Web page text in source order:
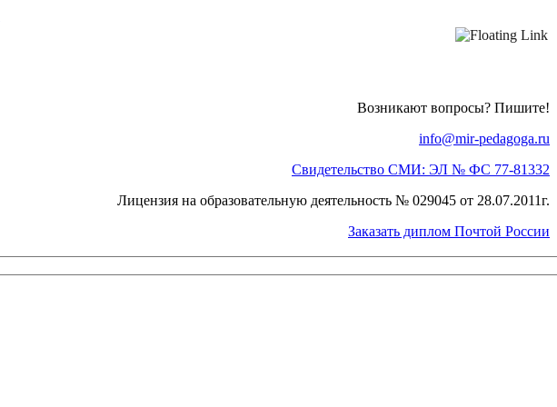
Возникают вопросы? Пишите!
info@mir-pedagoga.ru
Свидетельство СМИ: ЭЛ № ФС 77-81332
Лицензия на образовательную деятельность № 029045 от 28.07.2011г.
Заказать диплом Почтой России